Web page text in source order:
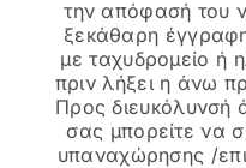
την απόφασή του
ξεκάθαρη
με ταχυδρομείο ή
πριν λήξει η άνω
Προς διευκόλυνσή
σας μπορείτε να
υπαναχώρησης /